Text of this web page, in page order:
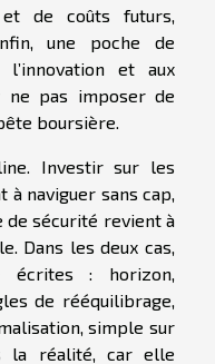
et de coûts futurs,
une poche de
et aux
ne pas imposer de
boursière.
Investir sur les
naviguer sans cap,
de sécurité revient à
Dans les deux cas,
écrites : horizon,
de rééquilibrage,
simple sur
la réalité, car elle